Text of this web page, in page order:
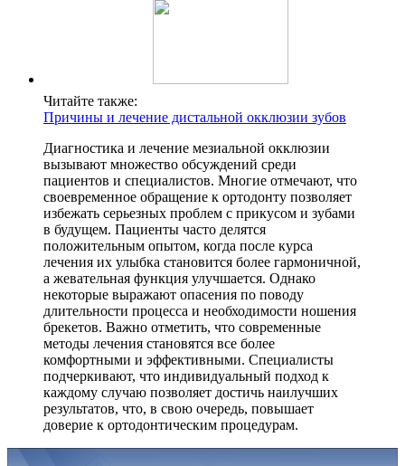
Читайте также:
Причины и лечение дистальной окклюзии зубов
Диагностика и лечение мезиальной окклюзии
вызывают множество обсуждений среди
пациентов и специалистов. Многие отмечают, что
своевременное обращение к ортодонту позволяет
избежать серьезных проблем с прикусом и зубами
в будущем. Пациенты часто делятся
положительным опытом, когда после курса
лечения их улыбка становится более гармоничной,
а жевательная функция улучшается. Однако
некоторые выражают опасения по поводу
длительности процесса и необходимости ношения
брекетов. Важно отметить, что современные
методы лечения становятся все более
комфортными и эффективными. Специалисты
подчеркивают, что индивидуальный подход к
каждому случаю позволяет достичь наилучших
результатов, что, в свою очередь, повышает
доверие к ортодонтическим процедурам.